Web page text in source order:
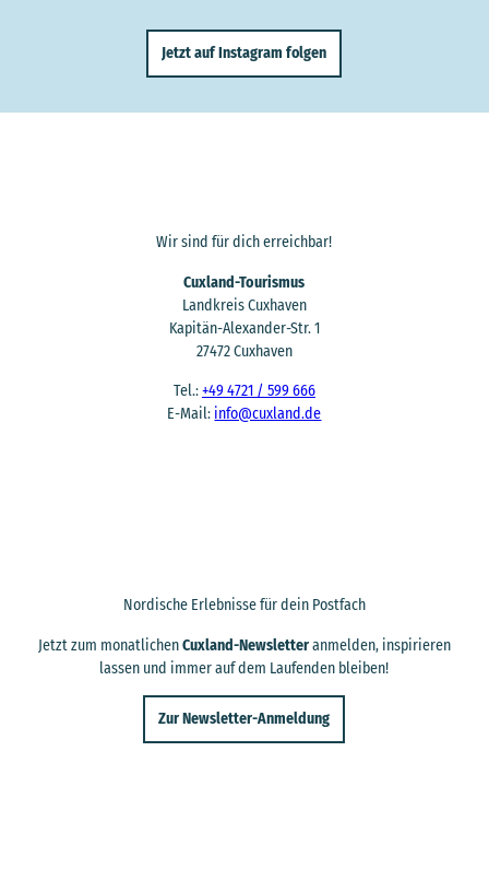
Jetzt auf Instagram folgen
Wir sind für dich erreichbar!
Cuxland-Tourismus
Landkreis Cuxhaven
Kapitän-Alexander-Str. 1
27472 Cuxhaven
Tel.:+49 4721 / 599 666
E-Mail: info@cuxland.de
Nordische Erlebnisse für dein Postfach
Jetzt zum monatlichenCuxland-Newsletteranmelden, inspirieren
lassen und immer auf dem Laufenden bleiben!
Zur Newsletter-Anmeldung